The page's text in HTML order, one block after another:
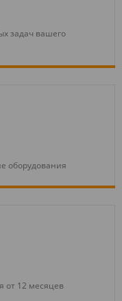
задач вашего
оборудования
от 12 месяцев